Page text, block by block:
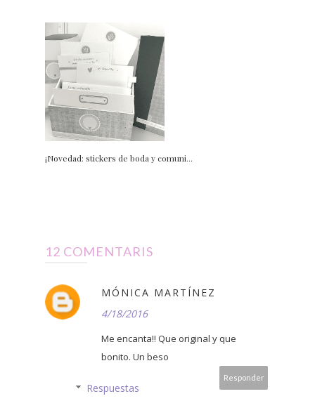
¡Novedad: stickers de boda y comuni...
12 COMENTARIS
MÓNICA MARTÍNEZ
4/18/2016
Me encanta!! Que original y que
bonito. Un beso
Responder
Respuestas